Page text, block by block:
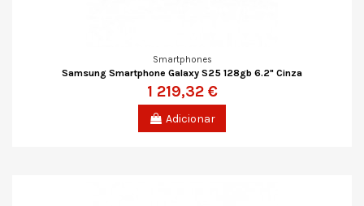
Smartphones
Samsung Smartphone Galaxy S25 128gb 6.2" Cinza
1 219,32 €
Adicionar